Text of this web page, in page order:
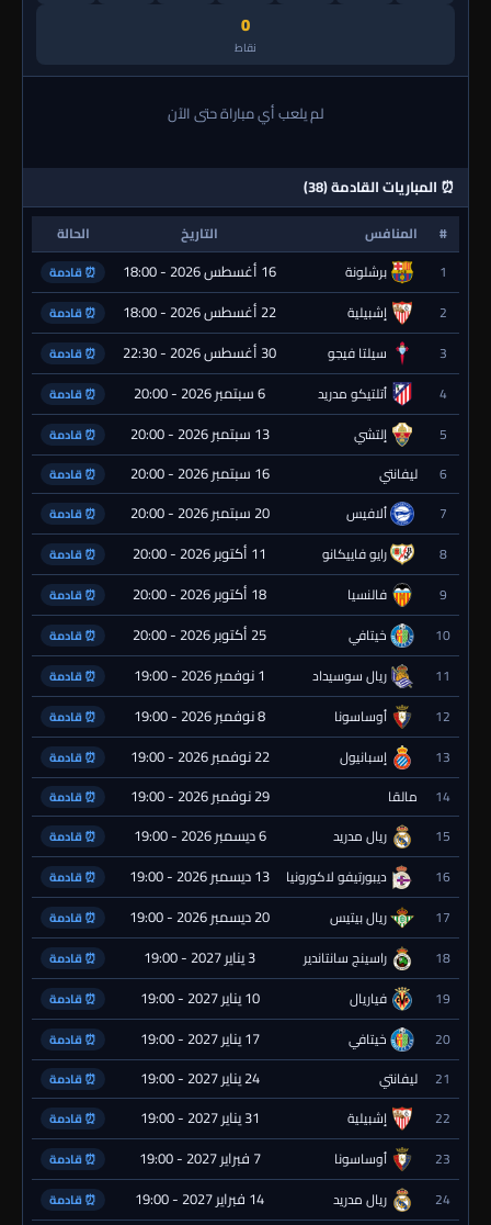
0
نقاط
لم يلعب أي مباراة حتى الآن
⏰ المباريات القادمة (38)
# المنافس التاريخ
الحالة
1
برشلونة 16 أغسطس 2026 - 18:00 ⏰ قادمة
2 إشبيلية 22 أغسطس 2026 - 18:00 ⏰ قادمة
3 سيلتا فيجو 30 أغسطس 2026 - 22:30 ⏰ قادمة
4 أتلتيكو مدريد 6 سبتمبر 2026 - 20:00 ⏰ قادمة
5 إلتشي 13 سبتمبر 2026 - 20:00 ⏰ قادمة
6 ليفانتي 16 سبتمبر 2026 - 20:00 ⏰ قادمة
7 ألافيس 20 سبتمبر 2026 - 20:00 ⏰ قادمة
8 رايو فاييكانو 11 أكتوبر 2026 - 20:00 ⏰ قادمة
9 فالنسيا 18 أكتوبر 2026 - 20:00 ⏰ قادمة
10 خيتافي 25 أكتوبر 2026 - 20:00 ⏰ قادمة
11 ريال سوسيداد 1 نوفمبر 2026 - 19:00 ⏰ قادمة
12 أوساسونا 8 نوفمبر 2026 - 19:00 ⏰ قادمة
13 إسبانيول 22 نوفمبر 2026 - 19:00 ⏰ قادمة
14 مالقا 29 نوفمبر 2026 - 19:00 ⏰ قادمة
15 ريال مدريد 6 ديسمبر 2026 - 19:00 ⏰ قادمة
16 ديبورتيفو لاكورونيا 13 ديسمبر 2026 - 19:00 ⏰ قادمة
17 ريال بيتيس 20 ديسمبر 2026 - 19:00 ⏰ قادمة
18 راسينج سانتاندير 3 يناير 2027 - 19:00 ⏰ قادمة
19 فياريال 10 يناير 2027 - 19:00 ⏰ قادمة
20 خيتافي 17 يناير 2027 - 19:00 ⏰ قادمة
21 ليفانتي 24 يناير 2027 - 19:00 ⏰ قادمة
22 إشبيلية 31 يناير 2027 - 19:00 ⏰ قادمة
23 أوساسونا 7 فبراير 2027 - 19:00 ⏰ قادمة
24 ريال مدريد 14 فبراير 2027 - 19:00 ⏰ قادمة